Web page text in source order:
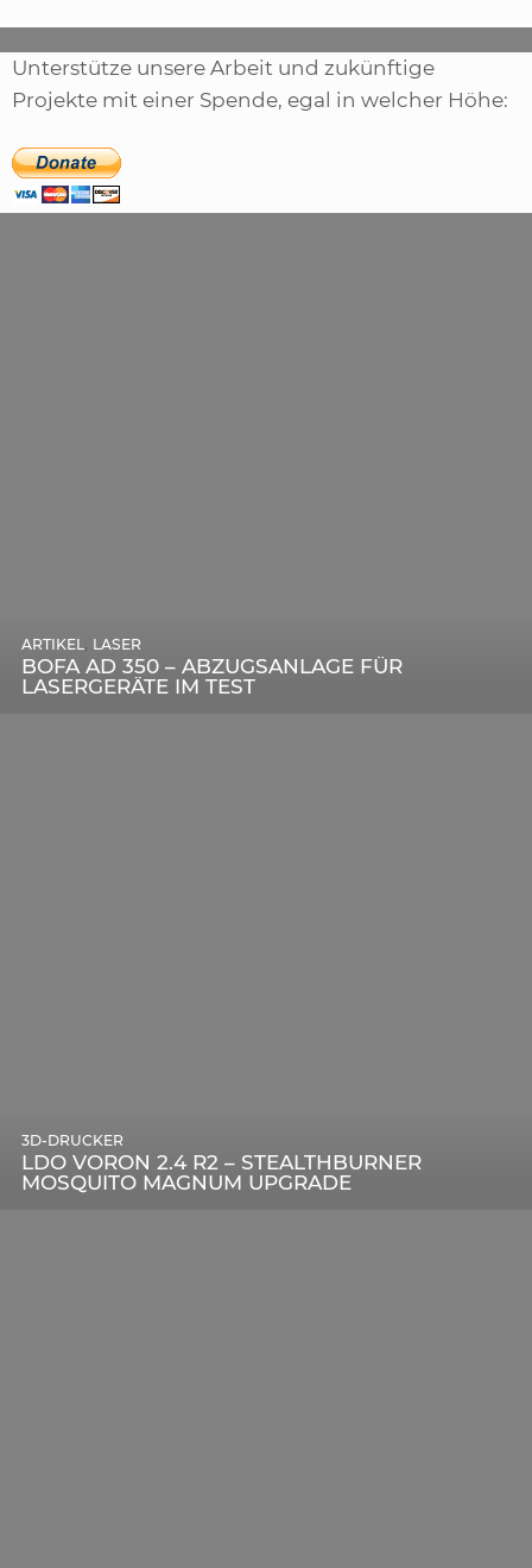
Unterstütze unsere Arbeit und zukünftige
Projekte mit einer Spende, egal in welcher Höhe:
BOFA AD 350 – ABZUGSANLAGE FÜR
LASERGERÄTE IM TEST
ARTIKEL, LASER
DIE BEDEUTENDSTEN SCHRITTE ZUR
ERFOLGREICHEN MARKENBILDUNG IN DER
DIGITALEN ÄRA
LDO VORON 2.4 R2 – STEALTHBURNER
MOSQUITO MAGNUM UPGRADE
3D-DRUCKER